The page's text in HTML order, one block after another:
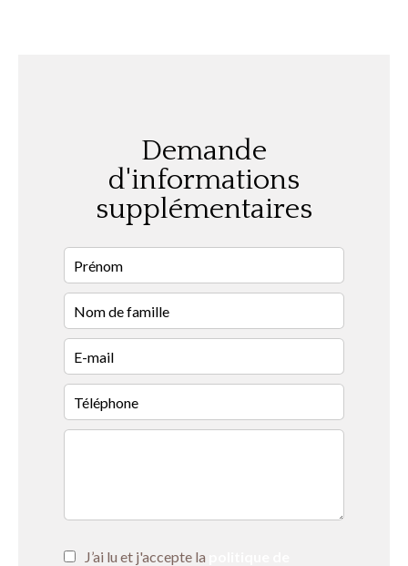
Demande
d'informations
supplémentaires
J’ai lu et j'accepte la